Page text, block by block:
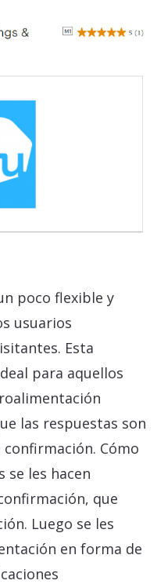
poco flexible y
usuarios
Esta
para aquellos
las respuestas son
Cómo
se les hacen
que
Luego se les
en forma de